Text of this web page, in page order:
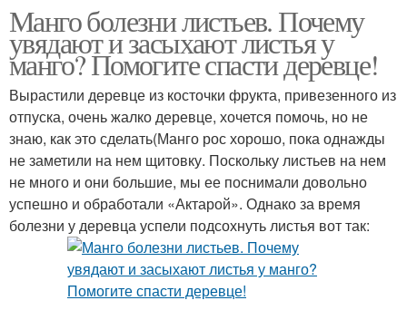
Манго болезни листьев. Почему
увядают и засыхают листья у
манго? Помогите спасти деревце!
Вырастили деревце из косточки фрукта, привезенного из
отпуска, очень жалко деревце, хочется помочь, но не
знаю, как это сделать(Манго рос хорошо, пока однажды
не заметили на нем щитовку. Поскольку листьев на нем
не много и они большие, мы ее поснимали довольно
успешно и обработали «Актарой». Однако за время
болезни у деревца успели подсохнуть листья вот так: